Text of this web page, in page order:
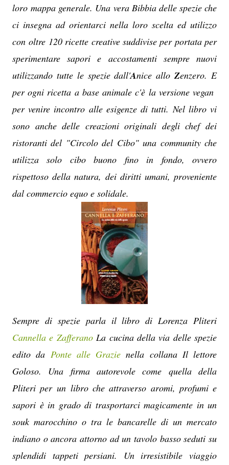
loro mappa generale. Una vera Bibbia delle spezie che
ci insegna ad orientarci nella loro scelta ed utilizzo
con oltre 120 ricette creative suddivise per portata per
sperimentare sapori e accostamenti sempre nuovi
utilizzando tutte le spezie dall'Anice alloZenzero. E
per ogni ricetta a base animale c'è la versione vegan
per venire incontro alle esigenze di tutti. Nel libro vi
sono anche delle creazioni originali degli chef dei
ristoranti del "Circolo del Cibo" una community che
utilizza solo cibo buono fino in fondo, ovvero
rispettoso della natura, dei diritti umani, proveniente
dal commercio equo e solidale.
Sempre di spezie parla il libro di Lorenza Pliteri
Cannella e ZafferanoLa cucina della via delle spezie
edito da Ponte alle Grazienella collana Il lettore
Goloso. Una firma autorevole come quella della
Pliteri per un libro che attraverso aromi, profumi e
sapori è in grado di trasportarci magicamente in un
souk marocchino o tra le bancarelle di un mercato
indiano o ancora attorno ad un tavolo basso seduti su
splendidi tappeti persiani. Un irresistibile viaggio